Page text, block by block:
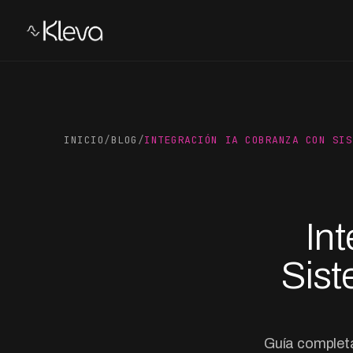
INICIO/BLOG /INTEGRACIÓN IA COBRANZA CON
Guía